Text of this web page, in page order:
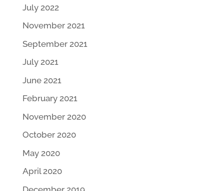
July 2022
November 2021
September 2021
July 2021
June 2021
February 2021
November 2020
October 2020
May 2020
April 2020